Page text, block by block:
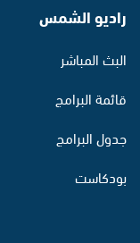
راديو الشمس
البث المباشر
قائمة البرامج
جدول البرامج
بودكاست